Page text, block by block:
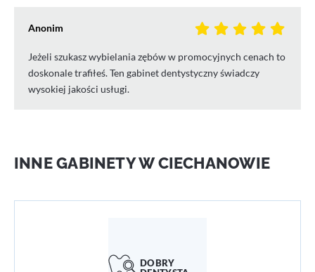
Anonim
Jeżeli szukasz wybielania zębów w promocyjnych cenach to
doskonale trafiłeś. Ten gabinet dentystyczny świadczy
wysokiej jakości usługi.
INNE GABINETY W CIECHANOWIE